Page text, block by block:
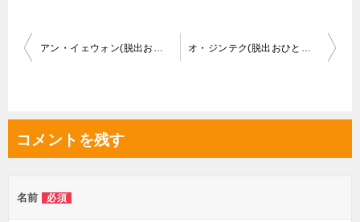
投
ビ
ゲ
シ
アン・イェウォン(脱出おひとり島)の身長体重やカップは？気になるその後は？ オ・ジンテク(脱出おひとり島)の身長体重は？カンソヨンとその後は？
コメントを残す
名前 必須